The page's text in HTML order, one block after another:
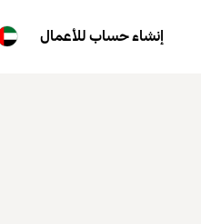
إنشاء حساب للأعمال